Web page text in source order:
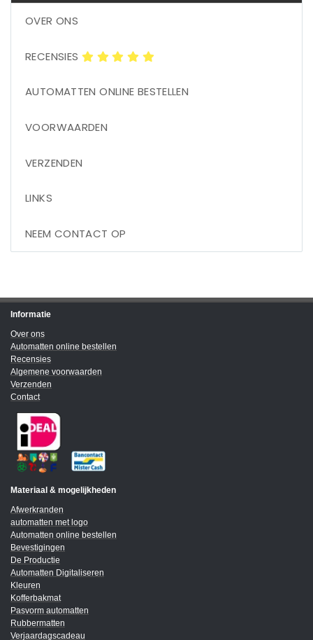
OVER ONS
RECENSIES
AUTOMATTEN ONLINE BESTELLEN
VOORWAARDEN
VERZENDEN
LINKS
NEEM CONTACT OP
Informatie
Over ons
Automatten online bestellen
Recensies
Algemene voorwaarden
Verzenden
Contact
Materiaal & mogelijkheden
Afwerkranden
automatten met logo
Automatten online bestellen
Bevestigingen
De Productie
Automatten Digitaliseren
Kleuren
Kofferbakmat
Pasvorm automatten
Rubbermatten
Verjaardagscadeau